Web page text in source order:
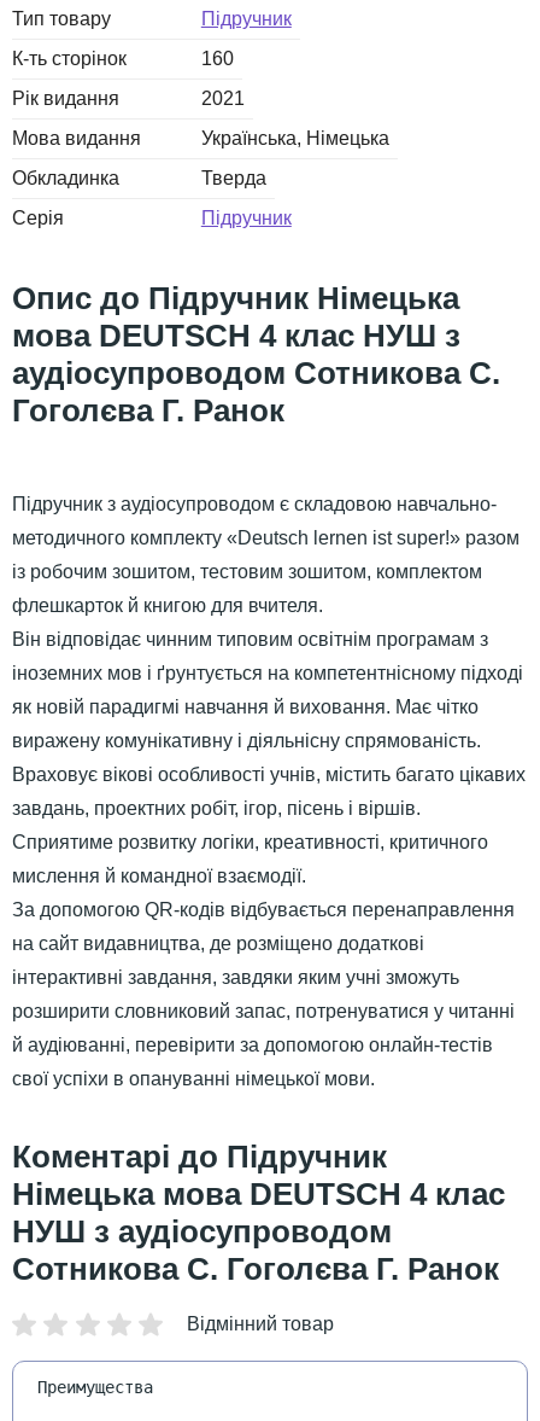
Тип товару
Підручник
К-ть сторінок
160
Рік видання
2021
Мова видання
Українська
Німецька
Обкладинка
Тверда
Серія
Підручник
Підручник Німецька
мова DEUTSCH 4 клас НУШ з
аудіосупроводом Сотникова С.
Гоголєва Г. Ранок
Підручник з аудіосупроводом є складовою навчально-
методичного комплекту «Deutsch lernen ist super!» разом
із робочим зошитом, тестовим зошитом, комплектом
флешкарток й книгою для вчителя.
Він відповідає чинним типовим освітнім програмам з
іноземних мов і ґрунтується на компетентнісному підході
як новій парадигмі навчання й виховання. Має чітко
виражену комунікативну і діяльнісну спрямованість.
Враховує вікові особливості учнів, містить багато цікавих
завдань, проектних робіт, ігор, пісень і віршів.
Сприятиме розвитку логіки, креативності, критичного
мислення й командної взаємодії.
За допомогою QR-кодів відбувається перенаправлення
на сайт видавництва, де розміщено додаткові
інтерактивні завдання, завдяки яким учні зможуть
розширити словниковий запас, потренуватися у читанні
й аудіюванні, перевірити за допомогою онлайн-тестів
свої успіхи в опануванні німецької мови.
Підручник
Німецька мова DEUTSCH 4 клас
НУШ з аудіосупроводом
Сотникова С. Гоголєва Г. Ранок